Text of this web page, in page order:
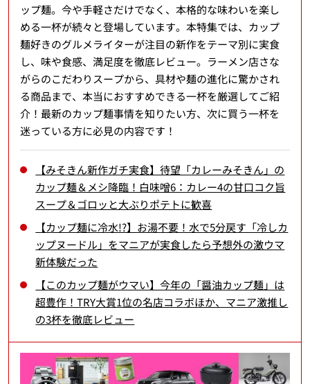
ップ麺。今や手軽さだけでなく、本格的な味わいを楽し
める一杯が続々と登場しています。本特集では、カップ
麺好きのグルメライターが注目の新作をテーマ別に実食
し、味や食感、満足度を徹底レビュー。ラーメン店さな
がらのこだわりスープから、具材や麺の進化に驚かされ
る商品まで、本当におすすめできる一杯を厳選してご紹
介！最新のカップ麺事情を知りたい方、次に買う一杯を
迷っている方に必見の内容です！
【みそきん新作ガチ実食】待望「カレーみそきん」の
カップ麺＆メシ降臨！白味噌6：カレー4の甘口コク旨
スープ＆ゴロッと大ぶりポテトに歓喜
【カップ麺に冷水!?】お湯不要！水で5分戻す「冷しカ
ップヌードル」をマニアが実食したら予想外の激ウマ
新体験だった
【このカップ麺がウマい】今年の「醤油カップ麺」は
超豊作！TRY大賞1位の名店コラボほか、マニア激推し
の3杯を徹底レビュー